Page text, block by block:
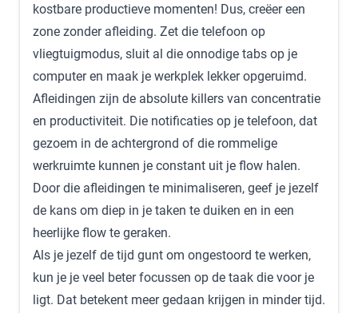
kostbare productieve momenten! Dus, creëer een
zone zonder afleiding. Zet die telefoon op
vliegtuigmodus, sluit al die onnodige tabs op je
computer en maak je werkplek lekker opgeruimd.
Afleidingen zijn de absolute killers van concentratie
en productiviteit. Die notificaties op je telefoon, dat
gezoem in de achtergrond of die rommelige
werkruimte kunnen je constant uit je flow halen.
Door die afleidingen te minimaliseren, geef je jezelf
de kans om diep in je taken te duiken en in een
heerlijke flow te geraken.
Als je jezelf de tijd gunt om ongestoord te werken,
kun je je veel beter focussen op de taak die voor je
ligt. Dat betekent meer gedaan krijgen in minder tijd.